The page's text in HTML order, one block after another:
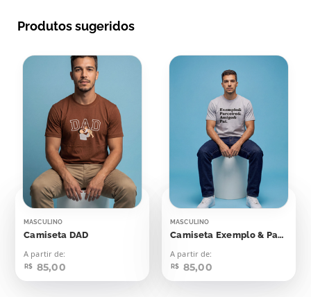
Produtos sugeridos
MASCULINO
Camiseta DAD
A partir de:
R$ 85,00
MASCULINO
Camiseta Exemplo & Parceiro & Amigo & Pai
A partir de:
R$ 85,00